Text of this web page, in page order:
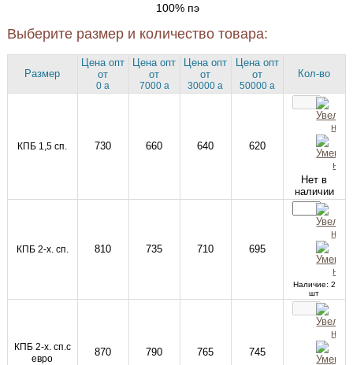
Хиты
Новинки
100% пэ
Выберите размер и количество товара:
Размер
Цена опт
от
0a
Цена опт
от
7000 a
Цена опт
от
30000a
Цена опт
от
50000 a
Кол-во
КПБ 1,5 сп. 730 660 640 620
Нет в
наличии
КПБ 2-х. сп. 810 735 710 695
Наличие: 2
шт
КПБ 2-х. сп.с
евро
870 790 765 745